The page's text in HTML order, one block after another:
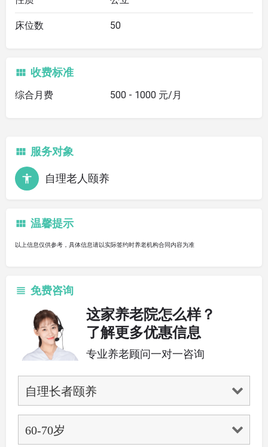
床位数 50
收费标准
综合月费 500 - 1000 元/月
服务对象
自理老人颐养
温馨提示
以上信息仅供参考，具体信息请以实际签约时养老机构合同内容为准
免费咨询
这家养老院怎么样？
了解更多优惠信息
专业养老顾问一对一咨询